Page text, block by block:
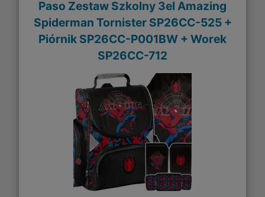
Paso Zestaw Szkolny 3el Amazing
Spiderman Tornister SP26CC-525 +
Piórnik SP26CC-P001BW + Worek
SP26CC-712